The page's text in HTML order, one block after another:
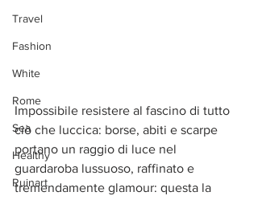
Travel
Fashion
White
Rome
Sea
Healthy
Ruinart
Impossibile resistere al fascino di tutto
ciò che luccica: borse, abiti e scarpe
portano un raggio di luce nel
guardaroba lussuoso, raffinato e
tremendamente glamour: questa la